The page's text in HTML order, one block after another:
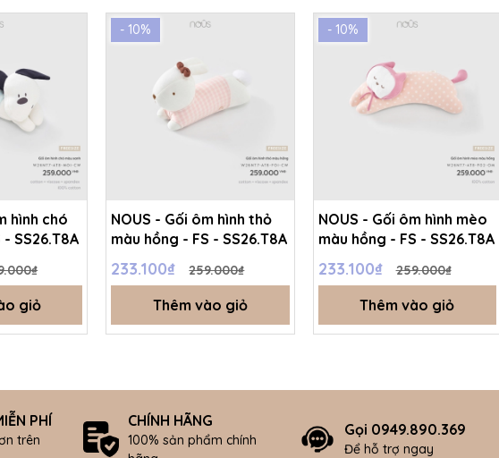
hình chó
SS26.T8A
giỏ
- 10%
NOUS - Gối ôm hình thỏ
màu hồng - FS - SS26.T8A
233.100₫ 259.000₫
Thêm vào giỏ
- 10%
NOUS - Gối ôm hình mèo
màu hồng - FS - SS26.T8A
233.100₫ 259.000₫
Thêm vào giỏ
PHÍ
trên
CHÍNH HÃNG
100% sản phẩm chính
Gọi 0949.890.369
Để hỗ trợ ngay